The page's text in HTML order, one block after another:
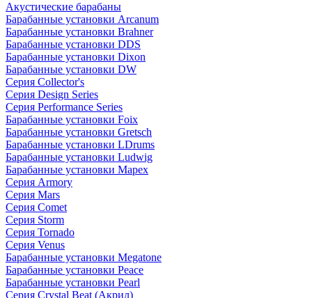
Акустические барабаны
Барабанные установки Arcanum
Барабанные установки Brahner
Барабанные установки DDS
Барабанные установки Dixon
Барабанные установки DW
Серия Collector's
Серия Design Series
Серия Performance Series
Барабанные установки Foix
Барабанные установки Gretsch
Барабанные установки LDrums
Барабанные установки Ludwig
Барабанные установки Mapex
Серия Armory
Серия Mars
Серия Comet
Серия Storm
Серия Tornado
Серия Venus
Барабанные установки Megatone
Барабанные установки Peace
Барабанные установки Pearl
Серия Crystal Beat (Акрил)